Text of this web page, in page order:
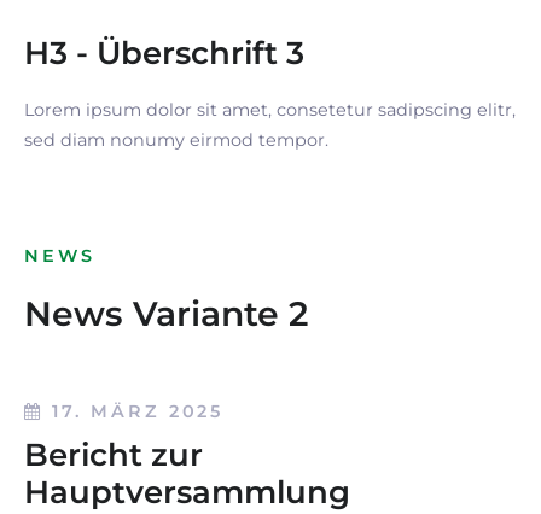
H3 - Überschrift 3
Lorem ipsum dolor sit amet, consetetur sadipscing elitr,
sed diam nonumy eirmod tempor.
NEWS
News Variante 2
17. MÄRZ 2025
Bericht zur
Hauptversammlung